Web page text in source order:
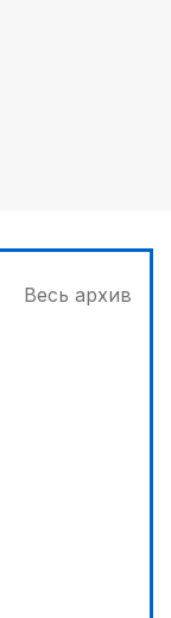
Весь архив